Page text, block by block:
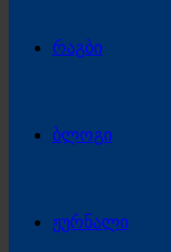
რაგბი
ბლოგი
ჟურნალი